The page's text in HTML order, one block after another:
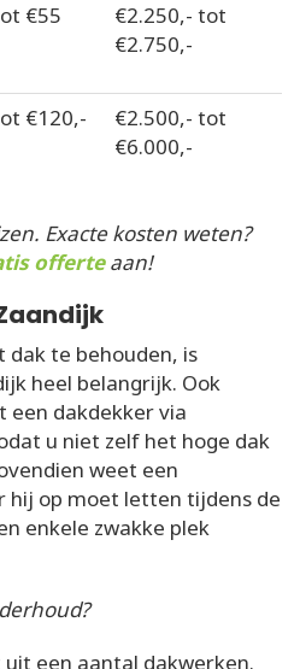
€55
€2.250,- tot
€2.750,-
€120,-
€2.500,- tot
€6.000,-
Exacte kosten weten?
offerteaan!
dak te behouden, is
heel belangrijk. Ook
een dakdekker via
u niet zelf het hoge dak
weet een
hij op moet letten tijdens de
enkele zwakke plek
een aantal dakwerken.